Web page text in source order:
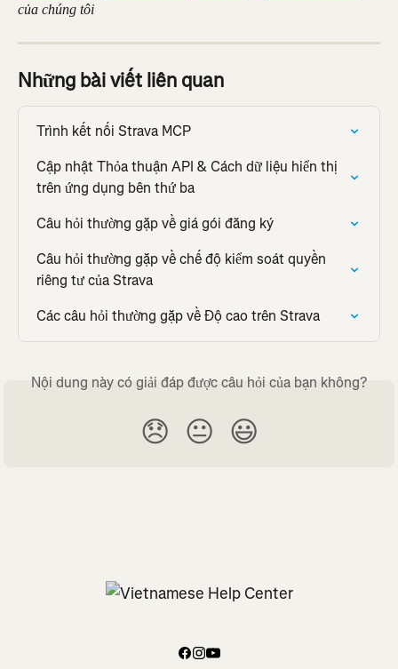
của chúng tôi
Những bài viết liên quan
Trình kết nối Strava MCP
Cập nhật Thỏa thuận API & Cách dữ liệu hiển thị
trên ứng dụng bên thứ ba
Câu hỏi thường gặp về giá gói đăng ký
Câu hỏi thường gặp về chế độ kiểm soát quyền
riêng tư của Strava
Các câu hỏi thường gặp về Độ cao trên Strava
Nội dung này có giải đáp được câu hỏi của bạn không?
😞 😐 😃